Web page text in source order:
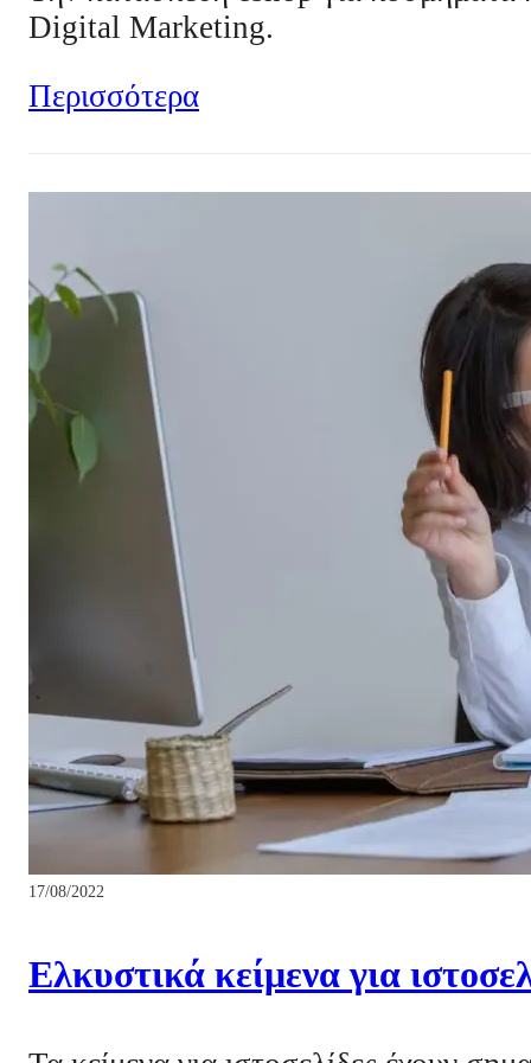
Digital Marketing.
Περισσότερα
17/08/2022
Ελκυστικά κείμενα για